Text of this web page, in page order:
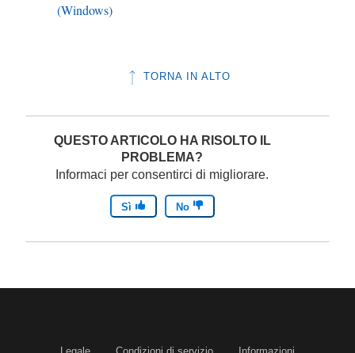
(Windows)
TORNA IN ALTO
QUESTO ARTICOLO HA RISOLTO IL
PROBLEMA?
Informaci per consentirci di migliorare.
Sì No